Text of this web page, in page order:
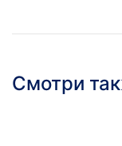
Смотри